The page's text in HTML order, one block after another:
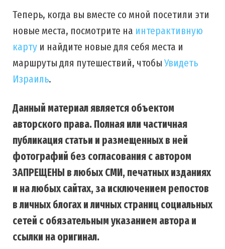
Теперь, когда вы вместе со мной посетили эти
новые места, посмотрите на интерактивную
карту и найдите новые для себя места и
маршруты для путешествий, чтобыУвидеть
Израиль.
Данный материал является объектом
авторского права. Полная или частичная
публикация статьи и размещенных в ней
фотографий без согласования с автором
ЗАПРЕЩЕНЫ в любых СМИ, печатных изданиях
и на любых сайтах, за исключением репостов
в личных блогах и личных страниц социальных
сетей с обязательным указанием автора и
ссылки на оригинал.